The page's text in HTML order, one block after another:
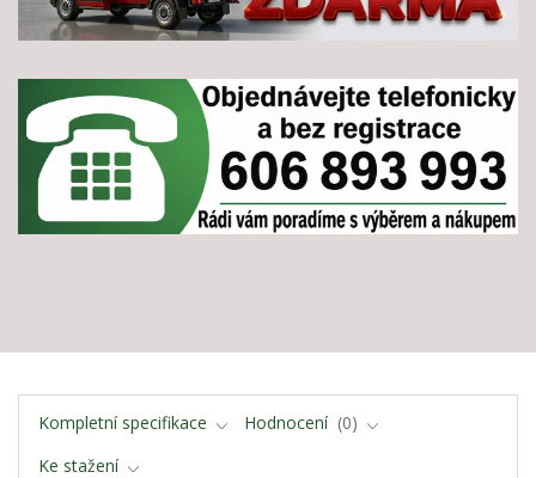
Kompletní specifikace Hodnocení
0
Ke stažení